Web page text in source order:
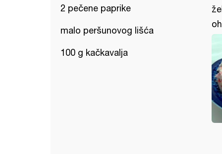
2 pečene paprike
malo peršunovog lišća
100 g kačkavalja